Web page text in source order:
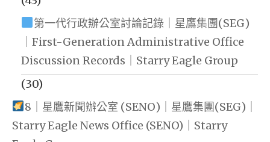
第一代行政辦公室討論記錄｜星鷹集團(SEG)
｜First-Generation Administrative Office
Discussion Records｜Starry Eagle Group
(30)
8｜星鷹新聞辦公室 (SENO)｜星鷹集團(SEG)｜
Starry Eagle News Office (SENO)｜Starry